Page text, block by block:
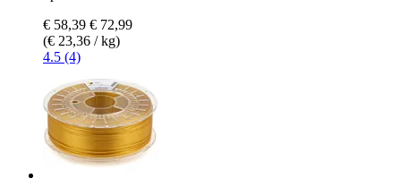
€ 58,39 € 72,99
(€ 23,36 / kg)
4.5 (4)